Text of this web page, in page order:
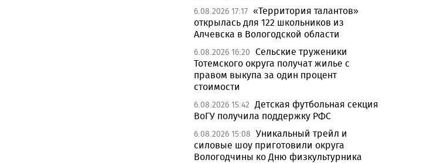
6.08.2026 17:17 «Территория талантов»
открылась для 122 школьников из
Алчевска в Вологодской области
6.08.2026 16:20 Сельские труженики
Тотемского округа получат жилье с
правом выкупа за один процент
стоимости
6.08.2026 15:42 Детская футбольная секция
ВоГУ получила поддержку РФС
6.08.2026 15:08 Уникальный трейл и
силовые шоу приготовили округа
Вологодчины ко Дню физкультурника